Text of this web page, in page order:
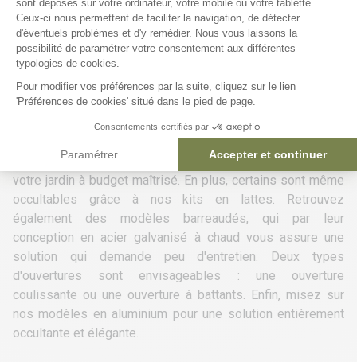
Portail ou portillon ?
Que ce soit pour faciliter l'accès à vos petits espaces
extérieur, ou pour sécuriser votre devanture, Côté Clôture
vous propose une large sélection de solutions aux styles
divers.
Retrouvez des portails etportillons grillagés
s'harmoniseront à merveille à votre clôture en grillage
rigide. C'est la solution la plus privilégiée pour sécuriser
votre jardin à budget maîtrisé. En plus, certains sont même
occultables grâce à nos kits en lattes. Retrouvez
également des modèles barreaudés, qui par leur
conception en acier galvanisé à chaud vous assure une
solution qui demande peu d'entretien. Deux types
d'ouvertures sont envisageables : une ouverture
coulissante ou une ouverture à battants. Enfin, misez sur
nos modèles en aluminium pour une solution entièrement
occultante et élégante.
sont déposés sur votre ordinateur, votre mobile ou votre tablette.
Ceux-ci nous permettent de faciliter la navigation, de détecter
d'éventuels problèmes et d'y remédier. Nous vous laissons la
possibilité de paramétrer votre consentement aux différentes
typologies de cookies.
Pour modifier vos préférences par la suite, cliquez sur le lien
'Préférences de cookies' situé dans le pied de page.
Consentements certifiés par
Paramétrer Accepter et continuer
Axeptio consent